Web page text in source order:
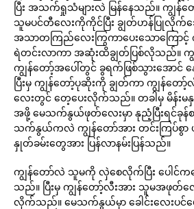
ပြီး အသက်ရှုသံများလဲ မြန်နေသည်။ ကျွ
သူမပင်တီလေးကိုကိုင်ပြီး ချွတ်ဟန်ပြုလိုက်သေ
အသာတကြည်လေးကြွကာပေးသောကြော
ရဲတင်းလာကာ အဆုံးထိချွတ်ပြစ်လိုသည်။ က
ကျွန်တော့်အပေါ်တွင် ခွရက်ဖြစ်သွားအောင်
ပြီးမှ ကျွန်တော့်ပုဆိုးကို ချွတ်ကာ ကျွန်တ
လေးတွင် တေ့ပေးလိုက်သည်။ တခါမှ မိန်းမ
အဖို့ မေသက်နွယ်ဖုတ်လေးမှာ နုညံ့ပြီးရင်ခုန်
သက်နွယ်ကလဲ ကျွန်တော်အား တင်းကြပ်စွာ
နှုတ်ခမ်းတွေအား ပြန်လာနမ်းပြန်သည်။
ကျွန်တော်လဲ သူမကို လှဲစေလိုက်ပြီး ပေါ
သည်။ ပြီးမှ ကျွန်တော့်လီးအား သူမအဖုတ်
လိုက်သည်။ မေသက်နွယ်မှာ ခေါင်းလေးပင်မ